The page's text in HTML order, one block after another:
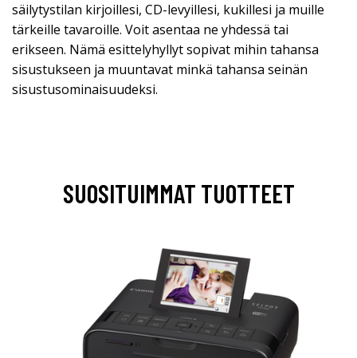
säilytystilan kirjoillesi, CD-levyillesi, kukillesi ja muille
tärkeille tavaroille. Voit asentaa ne yhdessä tai
erikseen. Nämä esittelyhyllyt sopivat mihin tahansa
sisustukseen ja muuntavat minkä tahansa seinän
sisustusominaisuudeksi.
SUOSITUIMMAT TUOTTEET